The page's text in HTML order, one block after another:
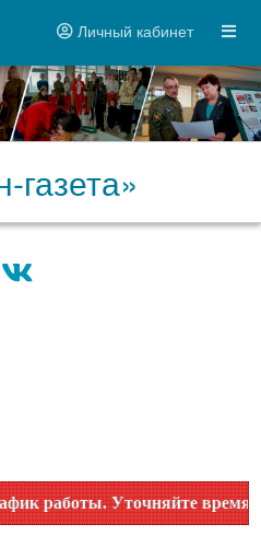
Личный кабинет
газета»
Уточняйте время